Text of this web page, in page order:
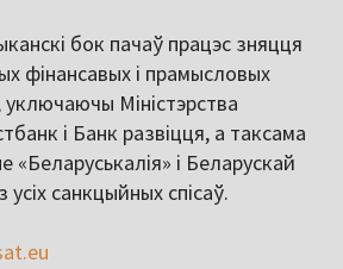
бок пачаў працэс зняцця
фінансавых і прамысловых
уключаючы Міністэрства
і Банк развіцця, а таксама
«Беларуськалія» і Беларускай
усіх санкцыйных спісаў.